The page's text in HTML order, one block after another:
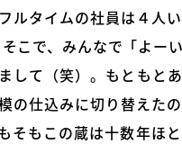
タイムの社員は４人
こで、みんなで「よー
て（笑）。もともと
仕込みに切り替えた
そもこの蔵は十数年ほ